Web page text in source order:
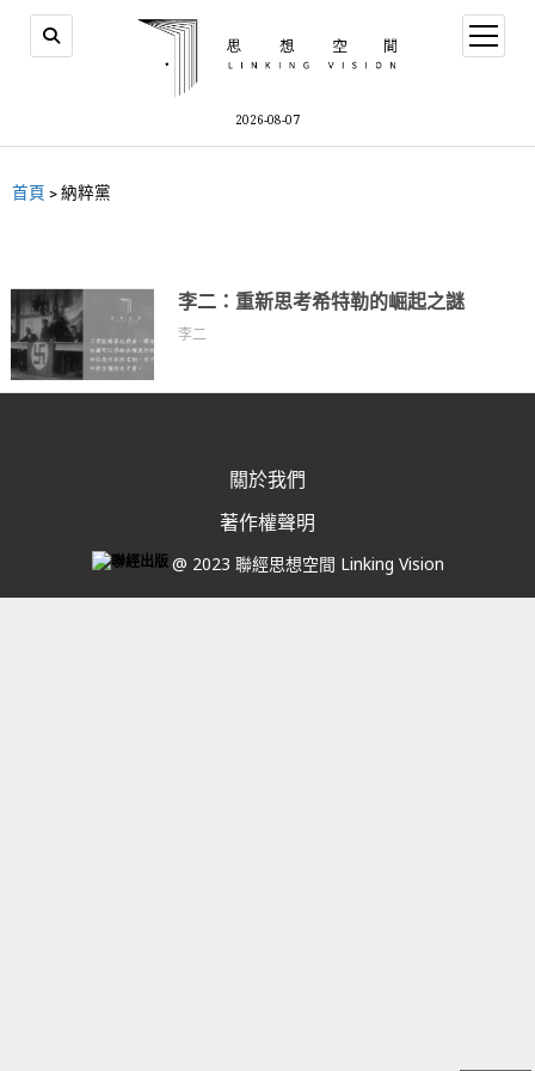
2026-08-07
首頁 >納粹黨
李二：重新思考希特勒的崛起之謎
李二
關於我們
著作權聲明
@ 2023 聯經思想空間 Linking Vision